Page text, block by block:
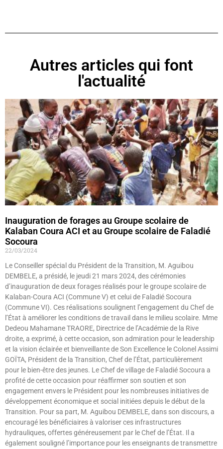
Autres articles qui font
l'actualité
Inauguration de forages au Groupe scolaire de
Kalaban Coura ACI et au Groupe scolaire de Faladié
Socoura
22/03/2024
Le Conseiller spécial du Président de la Transition, M. Aguibou
DEMBELE, a présidé, le jeudi 21 mars 2024, des cérémonies
d’inauguration de deux forages réalisés pour le groupe scolaire de
Kalaban-Coura ACI (Commune V) et celui de Faladié Socoura
(Commune VI). Ces réalisations soulignent l’engagement du Chef de
l’État à améliorer les conditions de travail dans le milieu scolaire. Mme
Dedeou Mahamane TRAORE, Directrice de l’Académie de la Rive
droite, a exprimé, à cette occasion, son admiration pour le leadership
et la vision éclairée et bienveillante de Son Excellence le Colonel Assimi
GOÏTA, Président de la Transition, Chef de l’État, particulièrement
pour le bien-être des jeunes. Le Chef de village de Faladié Socoura a
profité de cette occasion pour réaffirmer son soutien et son
engagement envers le Président pour les nombreuses initiatives de
développement économique et social initiées depuis le début de la
Transition. Pour sa part, M. Aguibou DEMBELE, dans son discours, a
encouragé les bénéficiaires à valoriser ces infrastructures
hydrauliques, offertes généreusement par le Chef de l’État. Il a
également souligné l’importance pour les enseignants de transmettre